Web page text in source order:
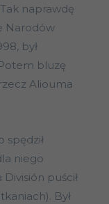
naprawdę
Narodów
był
bluzę
Aliouma
spędził
niego
División puścił
Był